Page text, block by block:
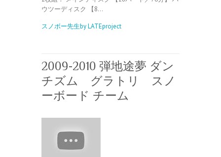
ウツーディスク 【8…
スノボー先生by LATEproject
2009-2010 弾地途夢 ダン
チズム グラトリ スノ
ーボード チーム